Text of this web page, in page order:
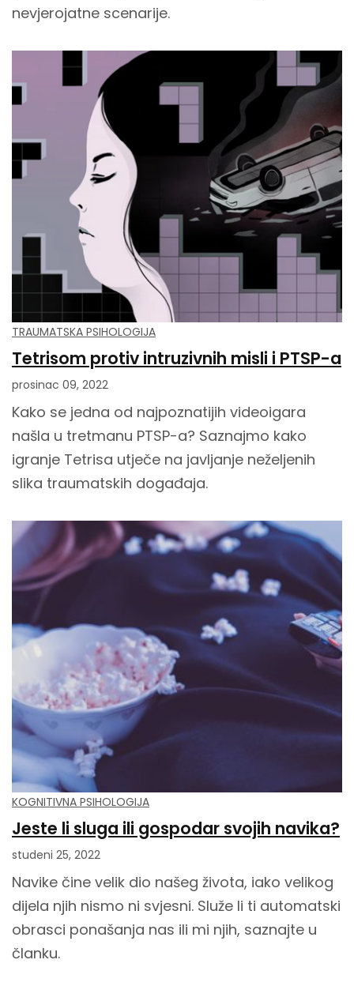
nevjerojatne scenarije.
TRAUMATSKA PSIHOLOGIJA
Tetrisom protiv intruzivnih misli i PTSP-a
prosinac 09, 2022
Kako se jedna od najpoznatijih videoigara
našla u tretmanu PTSP-a? Saznajmo kako
igranje Tetrisa utječe na javljanje neželjenih
slika traumatskih događaja.
KOGNITIVNA PSIHOLOGIJA
Jeste li sluga ili gospodar svojih navika?
studeni 25, 2022
Navike čine velik dio našeg života, iako velikog
dijela njih nismo ni svjesni. Služe li ti automatski
obrasci ponašanja nas ili mi njih, saznajte u
članku.